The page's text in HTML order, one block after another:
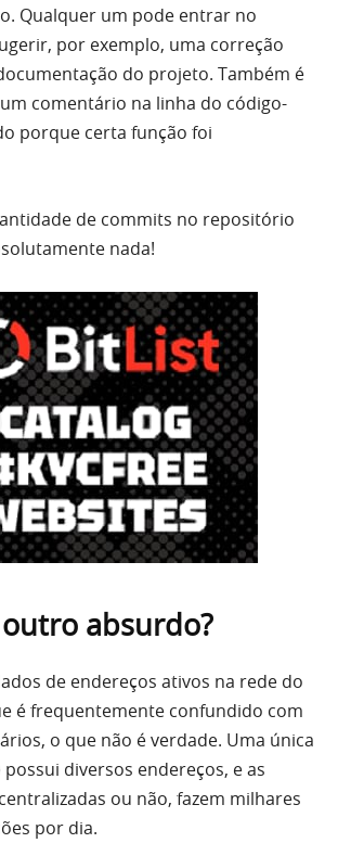
Qualquer um pode entrar no
por exemplo, uma correção
do projeto. Também é
comentário na linha do código-
porque certa função foi
de commits no repositório
nada!
absurdo?
de endereços ativos na rede do
é frequentemente confundido com
o que não é verdade. Uma única
possui diversos endereços, e as
ou não, fazem milhares
por dia.